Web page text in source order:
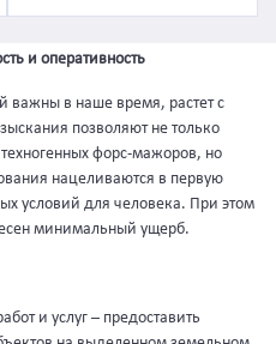
и оперативность
важны в наше время, растет с
позволяют не только
форс-мажоров, но
нацеливаются в первую
условий для человека. При этом
минимальный ущерб.
и услуг – предоставить